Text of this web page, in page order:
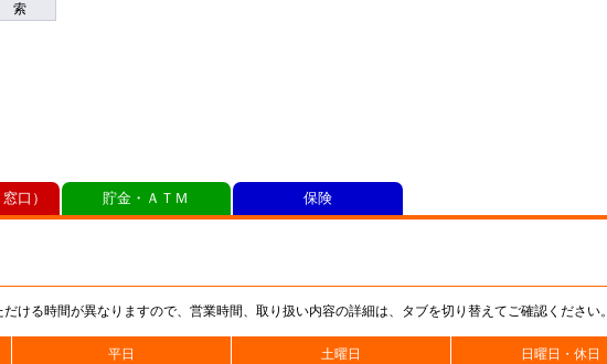
索
ける時間が異なりますので、営業時間、取り扱い内容の詳細は、タブを切り替えてご確認ください。
平日 土曜日 日曜日・休日
口） 貯金・ＡＴＭ 保険